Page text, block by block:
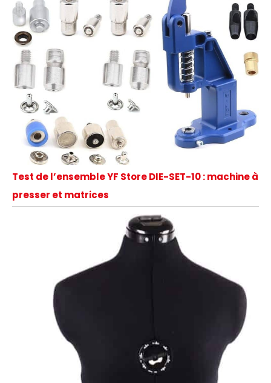
Test de l’ensemble YF Store DIE-SET-10 : machine à
presser et matrices